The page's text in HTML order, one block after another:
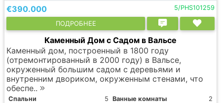
€390.000 5/PHS101259
ПОДРОБНЕЕ
Каменный Дом с Садом в Вальсе
Каменный дом, построенный в 1800 году
(отремонтированный в 2000 году) в Вальсе,
окруженный большим садом с деревьями и
внутренним двориком, окруженным стенами, что
обеспе..
Спальни 5 Ванные комнаты
2